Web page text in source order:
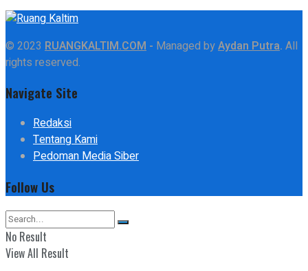
© 2023 RUANGKALTIM.COM - Managed byAydan Putra. All
rights reserved.
Navigate Site
Redaksi
Tentang Kami
Pedoman Media Siber
Follow Us
No Result
View All Result